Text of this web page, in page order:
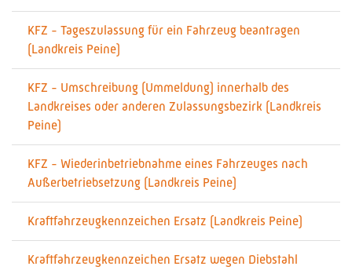
KFZ - Tageszulassung für ein Fahrzeug beantragen
(Landkreis Peine)
KFZ - Umschreibung (Ummeldung) innerhalb des
Landkreises oder anderen Zulassungsbezirk (Landkreis
Peine)
KFZ - Wiederinbetriebnahme eines Fahrzeuges nach
Außerbetriebsetzung (Landkreis Peine)
Kraftfahrzeugkennzeichen Ersatz (Landkreis Peine)
Kraftfahrzeugkennzeichen Ersatz wegen Diebstahl